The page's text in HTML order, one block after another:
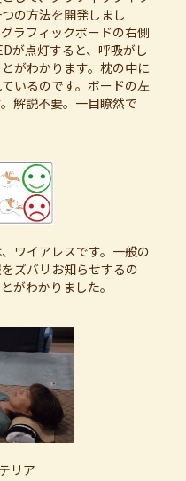
の方法を開発しまし
ラフィックボードの右側
が点灯すると、呼吸がし
がわかります。枕の中に
いるのです。ボードの左
解説不要。一目瞭然で
ワイアレスです。一般の
ズバリお知らせするの
がわかりました。
リア